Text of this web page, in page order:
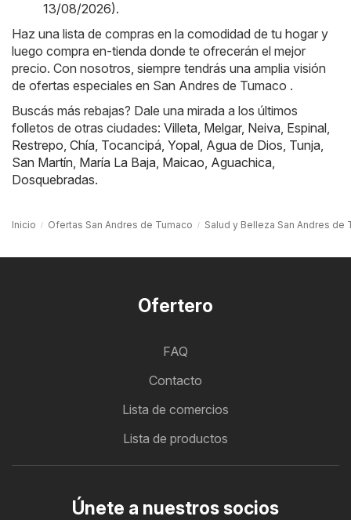
13/08/2026).
Haz una lista de compras en la comodidad de tu hogar y
luego compra en-tienda donde te ofrecerán el mejor
precio. Con nosotros, siempre tendrás una amplia visión
de ofertas especiales en San Andres de Tumaco .
Buscás más rebajas? Dale una mirada a los últimos
folletos de otras ciudades: Villeta Melgar, Neiva Espinal
Restrepo Chía Tocancipá Yopal Agua de Dios Tunja
San Martín María La Baja Maicao Aguachica
Dosquebradas.
Inicio Ofertas San Andres de Tumaco Salud y Belleza San Andres de
Ofertero
FAQ
Contacto
Lista de comercios
Lista de productos
Únete a nuestros socios